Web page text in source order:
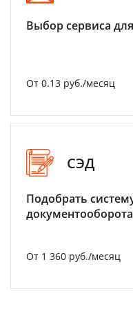
Выбор сервиса
От 0.13 руб./месяц
СЭД
Подобрать
От 1 360 руб./месяц